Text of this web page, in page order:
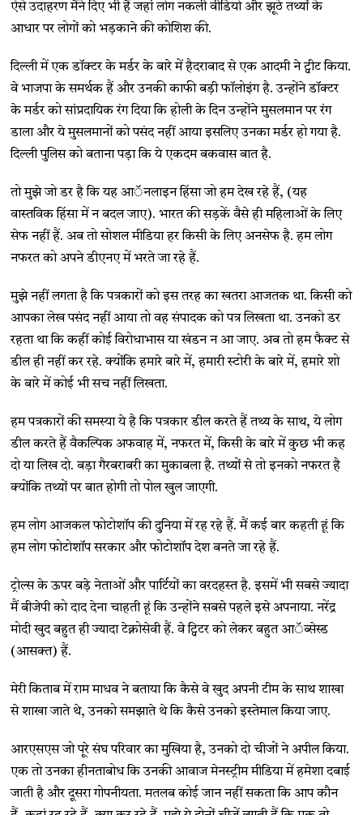
ऐसे उदाहरण मैंने दिए भी हैं जहां लोग नकली वीडियो और झूठे तथ्यों के
आधार पर लोगों को भड़काने की कोशिश की.
दिल्ली में एक डॉक्टर के मर्डर के बारे में हैदराबाद से एक आदमी ने ट्वीट किया.
वे भाजपा के समर्थक हैं और उनकी काफी बड़ी फॉलोइंग है. उन्होंने डॉक्टर
के मर्डर को सांप्रदायिक रंग दिया कि होली के दिन उन्होंने मुसलमान पर रंग
डाला और ये मुसलमानों को पसंद नहीं आया इसलिए उनका मर्डर हो गया है.
दिल्ली पुलिस को बताना पड़ा कि ये एकदम बकवास बात है.
तो मुझे जो डर है कि यह आॅनलाइन हिंसा जो हम देख रहे हैं, (यह
वास्तविक हिंसा में न बदल जाए). भारत की सड़कें वैसे ही महिलाओं के लिए
सेफ नहीं हैं. अब तो सोशल मीडिया हर किसी के लिए अनसेफ है. हम लोग
नफरत को अपने डीएनए में भरते जा रहे हैं.
मुझे नहीं लगता है कि पत्रकारों को इस तरह का खतरा आजतक था. किसी को
आपका लेख पसंद नहीं आया तो वह संपादक को पत्र लिखता था. उनको डर
रहता था कि कहीं कोई विरोधाभास या खंडन न आ जाए. अब तो हम फैक्ट से
डील ही नहीं कर रहे. क्योंकि हमारे बारे में, हमारी स्टोरी के बारे में, हमारे शो
के बारे में कोई भी सच नहीं लिखता.
हम पत्रकारों की समस्या ये है कि पत्रकार डील करते हैं तथ्य के साथ, ये लोग
डील करते हैं वैकल्पिक अफवाह में, नफरत में, किसी के बारे में कुछ भी कह
दो या लिख दो. बड़ा गैरबराबरी का मुकाबला है. तथ्यों से तो इनको नफरत है
क्योंकि तथ्यों पर बात होगी तो पोल खुल जाएगी.
हम लोग आजकल फोटोशॉप की दुनिया में रह रहे हैं. मैं कई बार कहती हूं कि
हम लोग फोटोशॉप सरकार और फोटोशॉप देश बनते जा रहे हैं.
ट्रोल्स के ऊपर बड़े नेताओं और पार्टियों का वरदहस्त है. इसमें भी सबसे ज्यादा
मैं बीजेपी को दाद देना चाहती हूं कि उन्होंने सबसे पहले इसे अपनाया. नरेंद्र
मोदी खुद बहुत ही ज्यादा टेक्नोसेवी हैं. वे ट्विटर को लेकर बहुत आॅब्सेस्ड
(आसक्त) हैं.
मेरी किताब में राम माधव ने बताया कि कैसे वे खुद अपनी टीम के साथ शाखा
से शाखा जाते थे, उनको समझाते थे कि कैसे उनको इस्तेमाल किया जाए.
आरएसएस जो पूरे संघ परिवार का मुखिया है, उनको दो चीजों ने अपील किया.
एक तो उनका हीनताबोध कि उनकी आवाज मेनस्ट्रीम मीडिया में हमेशा दबाई
जाती है और दूसरा गोपनीयता. मतलब कोई जान नहीं सकता कि आप कौन